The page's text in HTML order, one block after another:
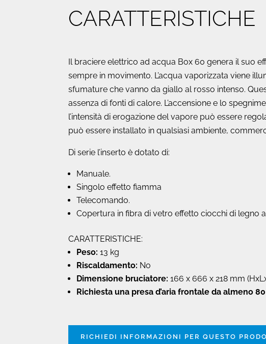
CARATTERISTICHE
Il braciere elettrico ad acqua Box 60 genera il suo
sempre in movimento. L’acqua vaporizzata viene
sfumature che vanno da giallo al rosso intenso.
assenza di fonti di calore. L’accensione e lo
l’intensità di erogazione del vapore può essere
può essere installato in qualsiasi ambiente,
Di serie l’inserto è dotato di:
Manuale.
Singolo effetto fiamma
Telecomando.
Copertura in fibra di vetro effetto ciocchi di legno
CARATTERISTICHE:
Peso: 13 kg
Riscaldamento: No
Dimensione bruciatore: 166 x 666 x 218 mm
Richiesta una presa d’aria frontale da almeno
RICHIEDI INFORMAZIONI PER QUESTO